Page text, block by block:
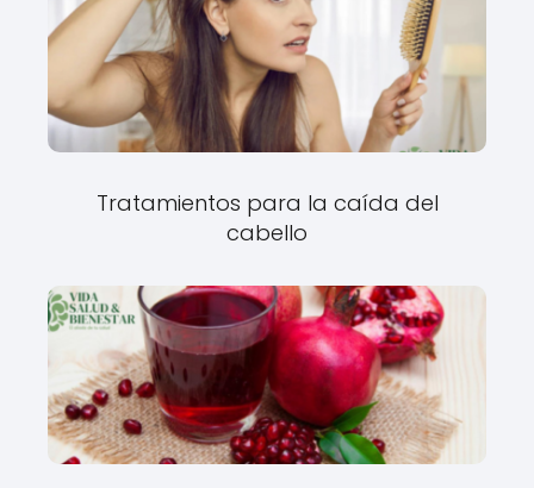
Tratamientos para la caída del
cabello